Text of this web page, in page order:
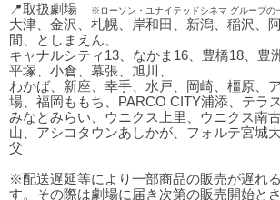
📍取扱劇場 ※ローソン・ユナイテッドシネマ グループの
大津、金沢、札幌、岸和田、新潟、稲沢、
間、としまえん、
キャナルシティ13、なかま16、豊橋18、豊
平塚、小倉、幕張、旭川、
わかば、新座、幸手、水戸、岡崎、橿原、
場、福岡ももち、PARCO CITY浦添、テラ
みなとみらい、ウニクス上里、ウニクス南
山、アシコタウンあしかが、フォルテ宮城
父
※配送遅延等により一部商品の販売が遅れ
す。その際は劇場に届き次第の販売開始と